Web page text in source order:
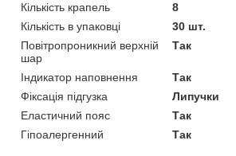
Кількість крапель
8
Кількість в упаковці
30 шт.
Повітропроникний верхній
шар
Так
Індикатор наповнення
Так
Фіксація підгузка
Липучки
Еластичний пояс
Так
Гіпоалергенний
Так